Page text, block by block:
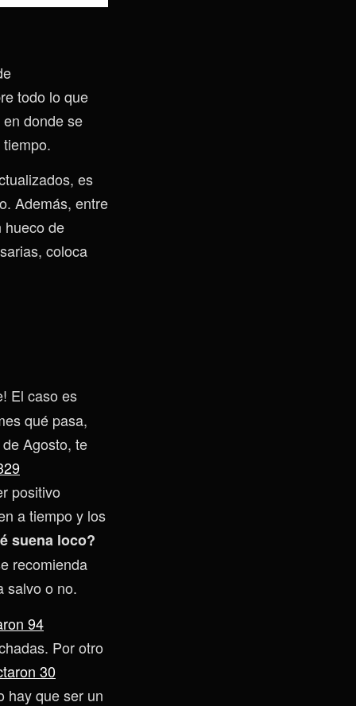
todo lo que
donde se
es
Además, entre
hueco de
coloca
El caso es
qué pasa,
Agosto, te
positivo
a tiempo y los
suena loco?
recomienda
salvo o no.
94
Por otro
30
hay que ser un